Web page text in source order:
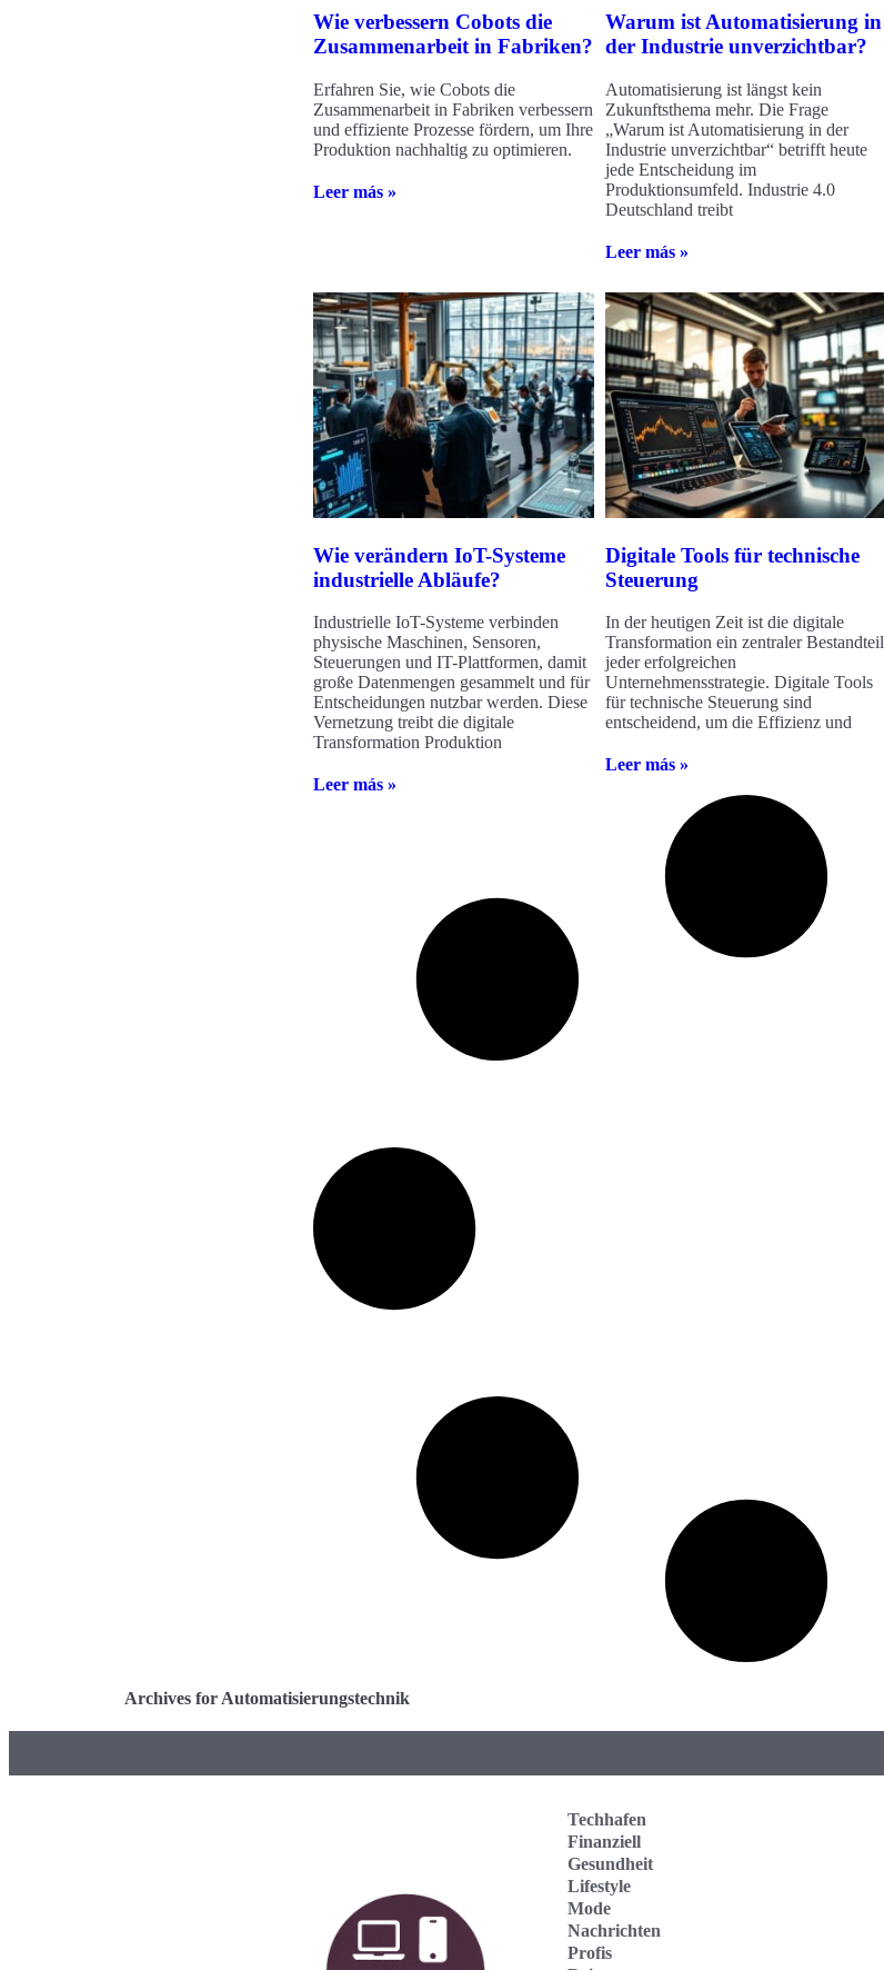
Wie verbessern Cobots die
Zusammenarbeit in Fabriken?
Erfahren Sie, wie Cobots die
Zusammenarbeit in Fabriken verbessern
und effiziente Prozesse fördern, um Ihre
Produktion nachhaltig zu optimieren.
Leer más »
Warum ist Automatisierung in
der Industrie unverzichtbar?
Automatisierung ist längst kein
Zukunftsthema mehr. Die Frage
„Warum ist Automatisierung in der
Industrie unverzichtbar“ betrifft heute
jede Entscheidung im
Produktionsumfeld. Industrie 4.0
Deutschland treibt
Leer más »
Wie verändern IoT-Systeme
industrielle Abläufe?
Industrielle IoT-Systeme verbinden
physische Maschinen, Sensoren,
Steuerungen und IT-Plattformen, damit
große Datenmengen gesammelt und für
Entscheidungen nutzbar werden. Diese
Vernetzung treibt die digitale
Transformation Produktion
Leer más »
Digitale Tools für technische
Steuerung
In der heutigen Zeit ist die digitale
Transformation ein zentraler Bestandteil
jeder erfolgreichen
Unternehmensstrategie. Digitale Tools
für technische Steuerung sind
entscheidend, um die Effizienz und
Leer más »
Archives for Automatisierungstechnik
Techhafen
Finanziell
Gesundheit
Lifestyle
Mode
Nachrichten
Profis